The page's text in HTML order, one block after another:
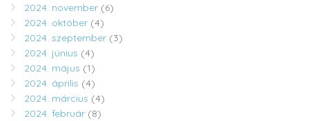
2024. november (6)
2024. október (4)
2024. szeptember (3)
2024. június (4)
2024. május (1)
2024. április (4)
2024. március (4)
2024. február (8)